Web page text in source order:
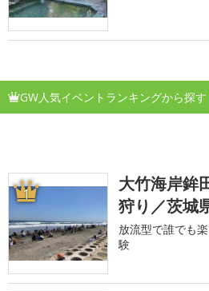
GW人気イベントランキングから探す
1
大竹海岸鉾
狩り／茨城
放流型で誰でも
験